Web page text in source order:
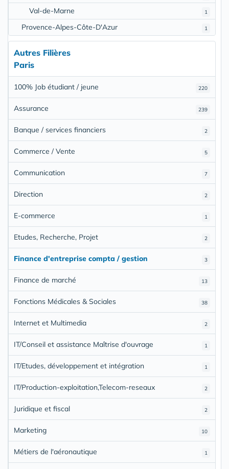
1
Val-de-Marne
1
Provence-Alpes-Côte-D'Azur
Autres Filières
Paris
220
100% Job étudiant / jeune
239
Assurance
2
Banque / services financiers
5
Commerce / Vente
7
Communication
2
Direction
1
E-commerce
2
Etudes, Recherche, Projet
3
Finance d'entreprise compta / gestion
13
Finance de marché
38
Fonctions Médicales & Sociales
2
Internet et Multimedia
1
IT/Conseil et assistance Maîtrise d'ouvrage
1
IT/Etudes, développement et intégration
2
IT/Production-exploitation,Telecom-reseaux
2
Juridique et fiscal
10
Marketing
1
Métiers de l'aéronautique